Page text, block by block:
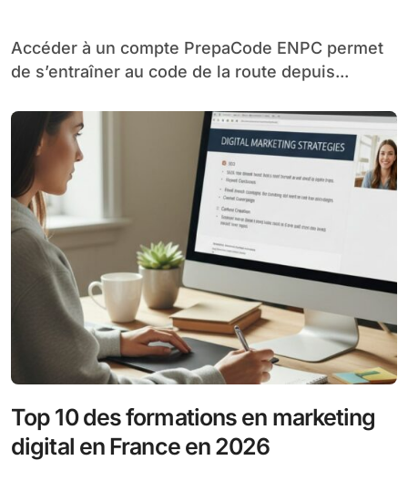
Accéder à un compte PrepaCode ENPC permet
de s’entraîner au code de la route depuis...
Top 10 des formations en marketing
digital en France en 2026